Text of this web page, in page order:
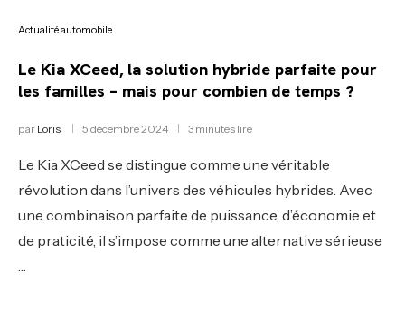
Actualité automobile
Le Kia XCeed, la solution hybride parfaite pour
les familles – mais pour combien de temps ?
par Loris 5 décembre 2024 3 minutes lire
Le Kia XCeed se distingue comme une véritable
révolution dans l’univers des véhicules hybrides. Avec
une combinaison parfaite de puissance, d’économie et
de praticité, il s’impose comme une alternative sérieuse